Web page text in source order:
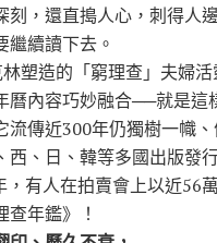
刻，還直搗人心，刺得人
繼續讀下去。
造的「窮理查」夫婦活
曆內容巧妙融合──就是這
流傳近300年仍獨樹一幟、
西、日、韓等多國出版發
人在拍賣會上以近56
年鑑》！